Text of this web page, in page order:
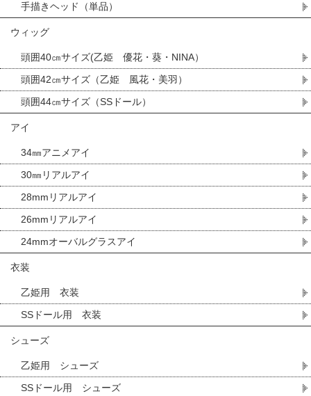
手描きヘッド（単品）
ウィッグ
頭囲40㎝サイズ(乙姫 優花・葵・NINA）
頭囲42㎝サイズ（乙姫 風花・美羽）
頭囲44㎝サイズ（SSドール）
アイ
34㎜アニメアイ
30㎜リアルアイ
28mmリアルアイ
26mmリアルアイ
24mmオーバルグラスアイ
衣装
乙姫用 衣装
SSドール用 衣装
シューズ
乙姫用 シューズ
SSドール用 シューズ